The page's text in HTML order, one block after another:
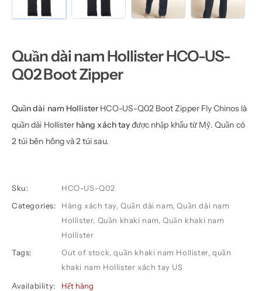
Quần dài nam Hollister HCO-US-
Q02 Boot Zipper
Quần dài nam Hollister HCO-US-Q02 Boot Zipper Fly Chinos là
quần dài Hollister hàng xách tayđược nhập khẩu từ Mỹ. Quần có
2 túi bên hông và 2 túi sau.
Sku:
HCO-US-Q02
Categories:
Hàng xách tay,Quần dài nam,Quần dài nam
Hollister, Quần khaki nam,Quần khaki nam
Hollister
Tags:
Out of stock,quần khaki nam Hollister,quần
khaki nam Hollister xách tay US
Availability:
Hết hàng